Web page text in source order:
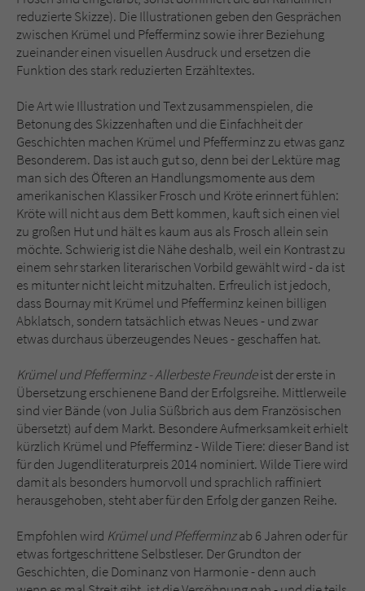
reduzierte Skizze). Die Illustrationen geben den Gesprächen
zwischen Krümel und Pfefferminz sowie ihrer Beziehung
zueinander einen visuellen Ausdruck und ersetzen die
Funktion des stark reduzierten Erzähltextes.
Die Art wie Illustration und Text zusammenspielen, die
Betonung des Skizzenhaften und die Einfachheit der
Geschichten machen Krümel und Pfefferminz zu etwas ganz
Besonderem. Das ist auch gut so, denn bei der Lektüre mag
man sich des Öfteren an Handlungsmomente aus dem
amerikanischen Klassiker Frosch und Kröte erinnert fühlen:
Kröte will nicht aus dem Bett kommen, kauft sich einen viel
zu großen Hut und hält es kaum aus als Frosch allein sein
möchte. Schwierig ist die Nähe deshalb, weil ein Kontrast zu
einem sehr starken literarischen Vorbild gewählt wird - da ist
es mitunter nicht leicht mitzuhalten. Erfreulich ist jedoch,
dass Bournay mit Krümel und Pfefferminz keinen billigen
Abklatsch, sondern tatsächlich etwas Neues - und zwar
etwas durchaus überzeugendes Neues - geschaffen hat.
Krümel und Pfefferminz - Allerbeste Freundeist der erste in
Übersetzung erschienene Band der Erfolgsreihe. Mittlerweile
sind vier Bände (von Julia Süßbrich aus dem Französischen
übersetzt) auf dem Markt. Besondere Aufmerksamkeit erhielt
kürzlich Krümel und Pfefferminz - Wilde Tiere: dieser Band ist
für den Jugendliteraturpreis 2014 nominiert. Wilde Tiere wird
damit als besonders humorvoll und sprachlich raffiniert
herausgehoben, steht aber für den Erfolg der ganzen Reihe.
Empfohlen wird Krümel und Pfefferminzab 6 Jahren oder für
etwas fortgeschrittene Selbstleser. Der Grundton der
Geschichten, die Dominanz von Harmonie - denn auch